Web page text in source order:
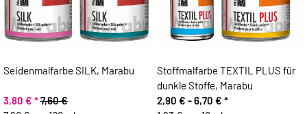
Seidenmalfarbe SILK, Marabu
3,80 € *7,60 €
Stoffmalfarbe TEXTIL PLUS für
dunkle Stoffe, Marabu
2,90 € -6,70 € *